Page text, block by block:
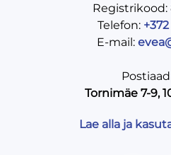
Registrikood:
Telefon:
E-mail:
Tornimäe 7-9,
Lae alla ja